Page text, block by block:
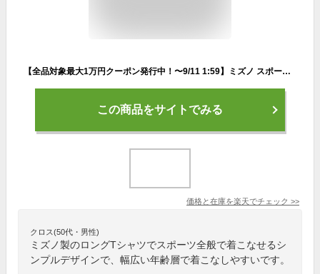
【全品対象最大1万円クーポン発行中！〜9/11 1:59】ミズノ スポーツウェア 長袖 メンズ ワンポイント機能ロンT 32MA1195 MIZUNO
この商品をサイトでみる
価格と在庫を楽天でチェック >>
クロス(50代・男性)
ミズノ製のロングTシャツでスポーツ全般で着こなせるシ
ンプルデザインで、幅広い年齢層で着こなしやすいです。